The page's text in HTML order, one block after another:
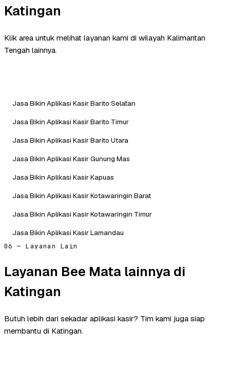
Katingan
Klik area untuk melihat layanan kami di wilayah Kalimantan
Tengah lainnya.
Jasa Bikin Aplikasi Kasir Barito Selatan
Jasa Bikin Aplikasi Kasir Barito Timur
Jasa Bikin Aplikasi Kasir Barito Utara
Jasa Bikin Aplikasi Kasir Gunung Mas
Jasa Bikin Aplikasi Kasir Kapuas
Jasa Bikin Aplikasi Kasir Kotawaringin Barat
Jasa Bikin Aplikasi Kasir Kotawaringin Timur
Jasa Bikin Aplikasi Kasir Lamandau
06 — Layanan Lain
Layanan Bee Mata lainnya di
Katingan
Butuh lebih dari sekadar aplikasi kasir? Tim kami juga siap
membantu di Katingan.